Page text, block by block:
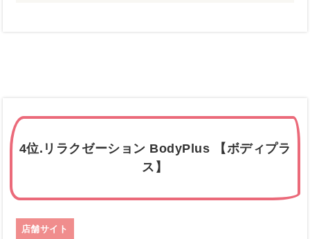
4位.リラクゼーション BodyPlus 【ボディプラ
ス】
店舗サイト